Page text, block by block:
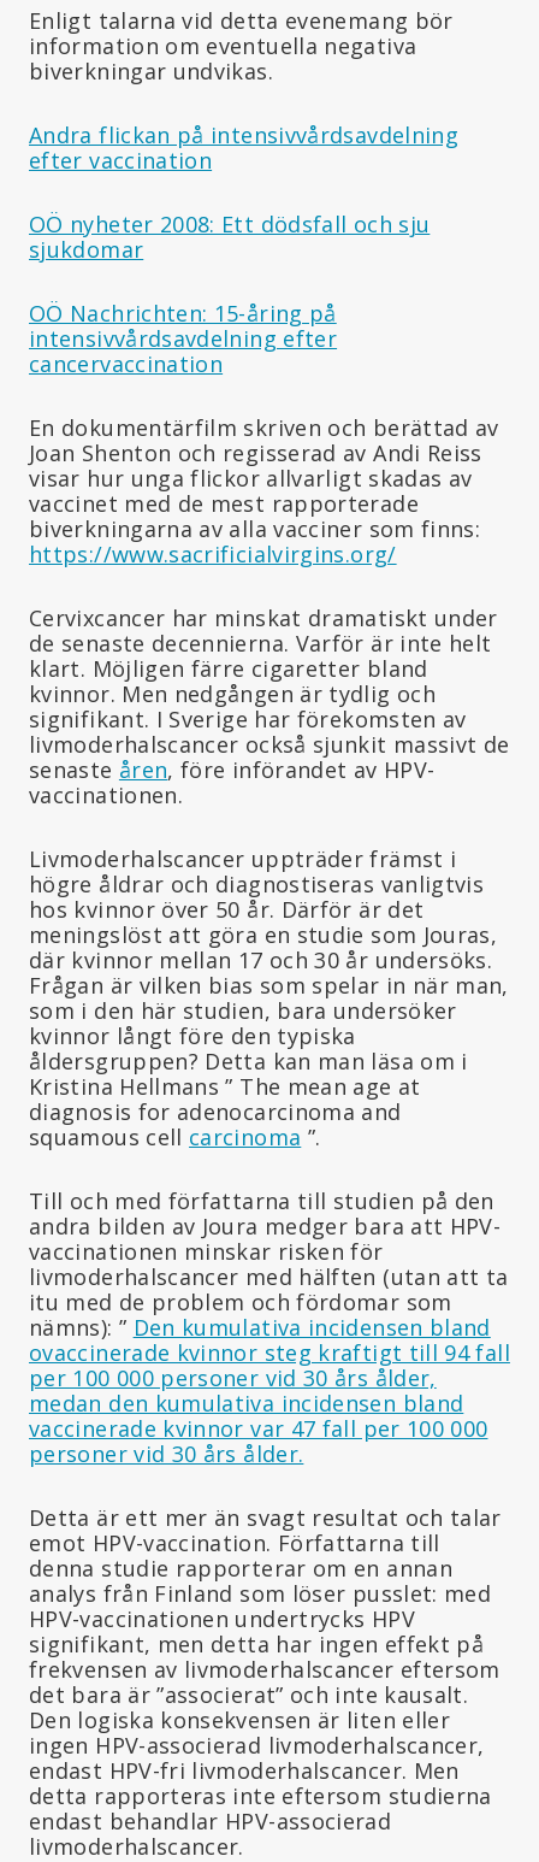
Enligt talarna vid detta evenemang bör
information om eventuella negativa
biverkningar undvikas.
Andra flickan på intensivvårdsavdelning
efter vaccination
OÖ nyheter 2008: Ett dödsfall och sju
sjukdomar
OÖ Nachrichten: 15-åring på
intensivvårdsavdelning efter
cancervaccination
En dokumentärfilm skriven och berättad av
Joan Shenton och regisserad av Andi Reiss
visar hur unga flickor allvarligt skadas av
vaccinet med de mest rapporterade
biverkningarna av alla vacciner som finns:
https://www.sacrificialvirgins.org/
Cervixcancer har minskat dramatiskt under
de senaste decennierna. Varför är inte helt
klart. Möjligen färre cigaretter bland
kvinnor. Men nedgången är tydlig och
signifikant. I Sverige har förekomsten av
livmoderhalscancer också sjunkit massivt de
senaste åren, före införandet av HPV-
vaccinationen.
Livmoderhalscancer uppträder främst i
högre åldrar och diagnostiseras vanligtvis
hos kvinnor över 50 år. Därför är det
meningslöst att göra en studie som Jouras,
där kvinnor mellan 17 och 30 år undersöks.
Frågan är vilken bias som spelar in när man,
som i den här studien, bara undersöker
kvinnor långt före den typiska
åldersgruppen? Detta kan man läsa om i
Kristina Hellmans ” The mean age at
diagnosis for adenocarcinoma and
squamous cell carcinoma ”.
Till och med författarna till studien på den
andra bilden av Joura medger bara att HPV-
vaccinationen minskar risken för
livmoderhalscancer med hälften (utan att ta
itu med de problem och fördomar som
nämns): ” Den kumulativa incidensen bland
ovaccinerade kvinnor steg kraftigt till 94 fall
per 100 000 personer vid 30 års ålder,
medan den kumulativa incidensen bland
vaccinerade kvinnor var 47 fall per 100 000
personer vid 30 års ålder.
Detta är ett mer än svagt resultat och talar
emot HPV-vaccination. Författarna till
denna studie rapporterar om en annan
analys från Finland som löser pusslet: med
HPV-vaccinationen undertrycks HPV
signifikant, men detta har ingen effekt på
frekvensen av livmoderhalscancer eftersom
det bara är ”associerat” och inte kausalt.
Den logiska konsekvensen är liten eller
ingen HPV-associerad livmoderhalscancer,
endast HPV-fri livmoderhalscancer. Men
detta rapporteras inte eftersom studierna
endast behandlar HPV-associerad
livmoderhalscancer.